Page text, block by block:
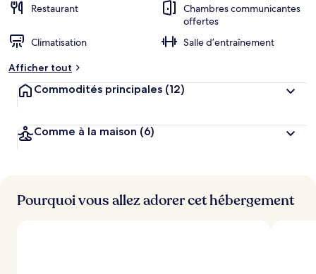
Restaurant
Chambres communicantes
offertes
Climatisation
Salle d’entraînement
Afficher tout
Commodités principales (12)
Comme à la maison (6)
Pourquoi vous allez adorer cet hébergement